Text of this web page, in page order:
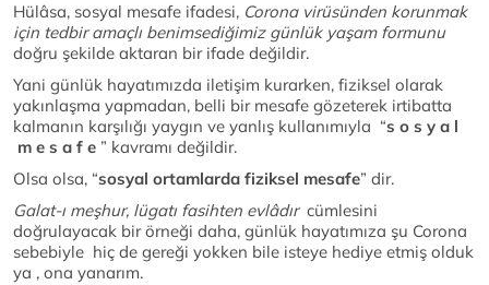
Hülâsa, sosyal mesafe ifadesi, Corona virüsünden korunmak
için tedbir amaçlı benimsediğimiz günlük yaşam formunu
doğru şekilde aktaran bir ifade değildir.
Yani günlük hayatımızda iletişim kurarken, fiziksel olarak
yakınlaşma yapmadan, belli bir mesafe gözeterek irtibatta
kalmanın karşılığı yaygın ve yanlış kullanımıyla “s o s y a l
m e s a f e ” kavramı değildir.
Olsa olsa, “sosyal ortamlarda fiziksel mesafe” dir.
Galat-ı meşhur, lügatı fasihten evlâdır cümlesini
doğrulayacak bir örneği daha, günlük hayatımıza şu Corona
sebebiyle hiç de gereği yokken bile isteye hediye etmiş olduk
ya , ona yanarım.